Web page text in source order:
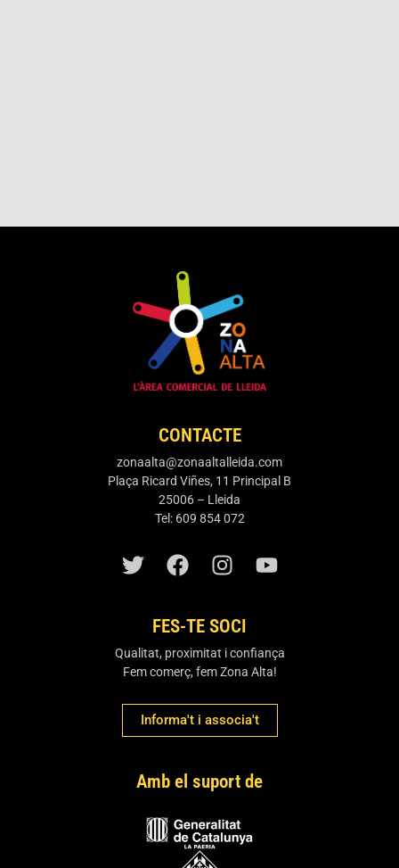
CONTACTE
zonaalta@zonaaltalleida.com
Plaça Ricard Viñes, 11 Principal B
25006 – Lleida
Tel: 609 854 072
FES-TE SOCI
Qualitat, proximitat i confiança
Fem comerç, fem Zona Alta!
Informa't i associa't
Amb el suport de